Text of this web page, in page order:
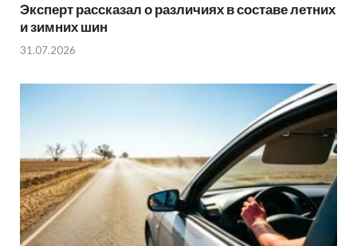
Эксперт рассказал о различиях в составе летних
и зимних шин
31.07.2026